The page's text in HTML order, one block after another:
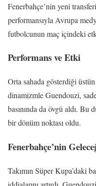
Fenerbahçe’nin yeni
performansıyla Avrupa
futbolcunun maç içindeki
Performans ve Etki
Orta sahada gösterdiği üstün
dinamizmle Guendouzi,
basınında da övgü aldı.
bir dönüm noktası oldu.
Fenerbahçe’nin
Takımın Süper Kupa’daki